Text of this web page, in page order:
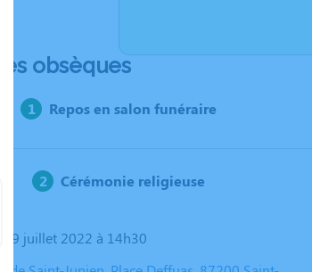
obsèques
Repos en salon funéraire
Cérémonie religieuse
19 juillet 2022 à 14h30